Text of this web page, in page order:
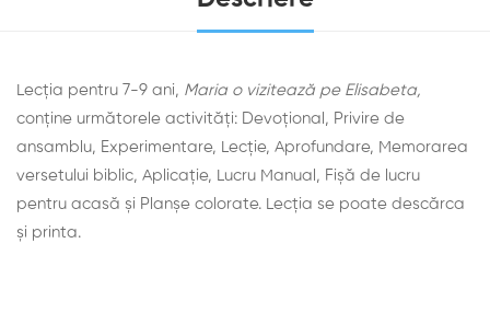
Lecția pentru 7-9 ani, Maria o vizitează pe Elisabeta,
conține următorele activități: Devoţional, Privire de
ansamblu, Experimentare, Lecţie, Aprofundare, Memorarea
versetului biblic, Aplicaţie, Lucru Manual, Fișă de lucru
pentru acasă și Planșe colorate. Lecţia se poate descărca
şi printa.